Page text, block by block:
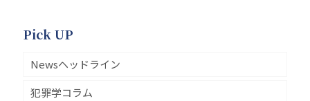
Pick UP
Newsヘッドライン
犯罪学コラム